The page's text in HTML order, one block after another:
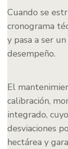
Cuando se
cronograma
y pasa a ser
desempeño.
El
calibración,
integrado,
desviaciones
hectárea y